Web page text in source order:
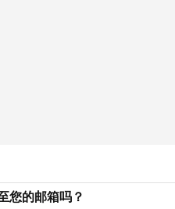
您的邮箱吗？